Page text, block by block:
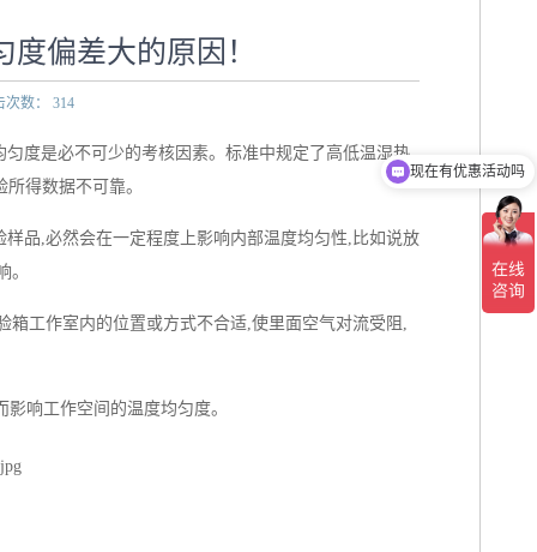
偏差大的原因！
次数： 314
度是必不可少的考核因素。标准中规定了 高低温湿热
得数据不可靠。
品,必然会在一定程度上影响内部温度均匀性,比如说放
。
箱工作室内的位置或方式不合适,使里面空气对流受阻,
响工作空间的温度均匀度。
可以介绍下你们的产品么
现在有优惠活动吗